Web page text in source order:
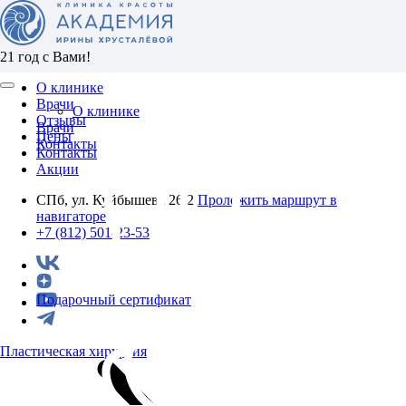
21 год с Вами!
О клинике
Врачи
Отзывы
Цены
Контакты
Акции
СПб, ул. Куйбышева 26/2 Проложить маршрут в
навигаторе
+7 (812) 501-23-53
Пластическая хирургия
О клинике
Врачи
Контакты
Подарочный сертификат